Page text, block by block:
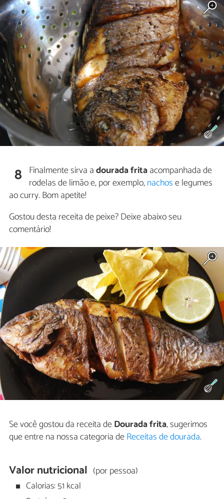
8 Finalmente sirva adourada fritaacompanhada de
rodelas de limão e, por exemplo,nachose legumes
ao curry. Bom apetite!
Gostou desta receita de peixe? Deixe abaixo seu
comentário!
Se você gostou da receita deDourada frita, sugerimos
que entre na nossa categoria deReceitas de dourada.
Valor nutricional (por pessoa)
Calorias: 51 kcal